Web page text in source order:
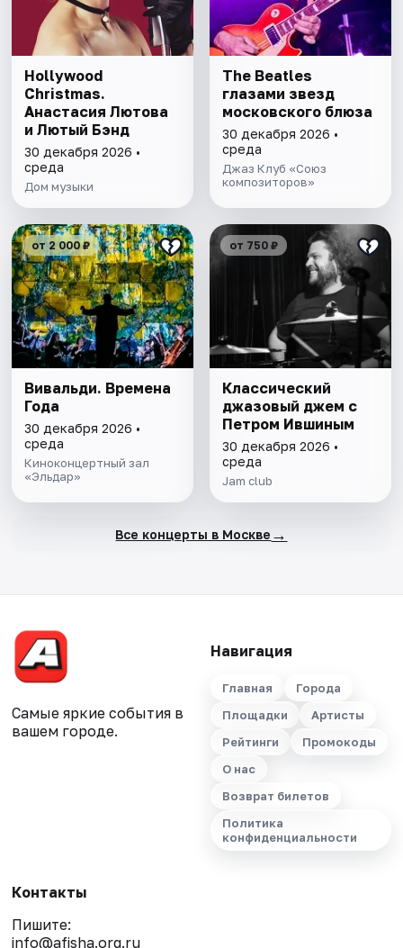
Hollywood
Christmas.
Анастасия Лютова
и Лютый Бэнд
30 декабря 2026 •
среда
Дом музыки
The Beatles
глазами звезд
московского блюза
30 декабря 2026 •
среда
Джаз Клуб «Союз
композиторов»
от 2 000 ₽
Вивальди. Времена
Года
30 декабря 2026 •
среда
Киноконцертный зал
«Эльдар»
от 750 ₽
Классический
джазовый джем с
Петром Ившиным
30 декабря 2026 •
среда
Jam club
Все концерты в Москве →
Самые яркие события в
вашем городе.
Навигация
Главная
Города
Площадки
Артисты
Рейтинги
Промокоды
О нас
Возврат билетов
Политика
конфиденциальности
Контакты
Пишите:
info@afisha.org.ru